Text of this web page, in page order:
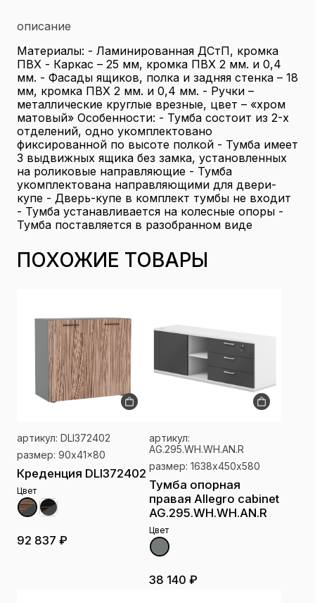
описание
Материалы: - Ламинированная ДСтП, кромка
ПВХ - Каркас – 25 мм, кромка ПВХ 2 мм. и 0,4
мм. - Фасады ящиков, полка и задняя стенка – 18
мм, кромка ПВХ 2 мм. и 0,4 мм. - Ручки –
металлические круглые врезные, цвет – «хром
матовый» Особенности: - Тумба состоит из 2-х
отделений, одно укомплектовано
фиксированной по высоте полкой - Тумба имеет
3 выдвижных ящика без замка, установленных
на роликовые направляющие - Тумба
укомплектована направляющими для двери-
купе - Дверь-купе в комплект тумбы не входит
- Тумба устанавливается на колесные опоры -
Тумба поставляется в разобранном виде
ПОХОЖИЕ ТОВАРЫ
артикул: DLI372402
размер: 90x41x80
Креденция DLI372402
Цвет
92 837 ₽
артикул:
AG.295.WH.WH.AN.R
размер: 1638х450х580
Тумба опорная
правая Allegro cabinet
AG.295.WH.WH.AN.R
Цвет
38 140 ₽